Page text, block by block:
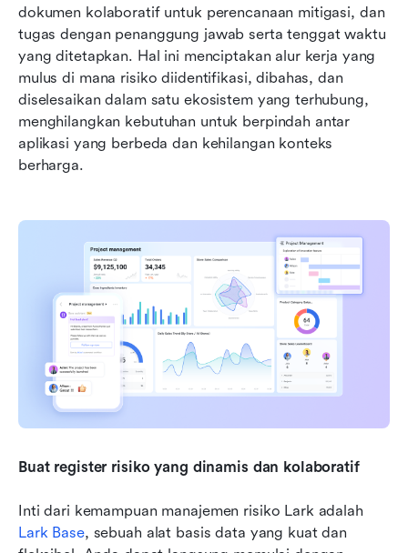
dokumen kolaboratif untuk perencanaan mitigasi, dan
tugas dengan penanggung jawab serta tenggat waktu
yang ditetapkan. Hal ini menciptakan alur kerja yang
mulus di mana risiko diidentifikasi, dibahas, dan
diselesaikan dalam satu ekosistem yang terhubung,
menghilangkan kebutuhan untuk berpindah antar
aplikasi yang berbeda dan kehilangan konteks
berharga.
Buat register risiko yang dinamis dan kolaboratif
Lark Base, sebuah alat basis data yang kuat dan